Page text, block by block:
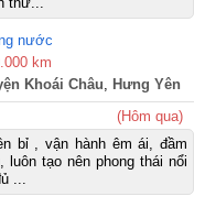
nước
km
Khoái Châu, Hưng Yên
(Hôm qua)
bỉ , vận hành êm ái, đầm
tạo nên phong thái nổi
...